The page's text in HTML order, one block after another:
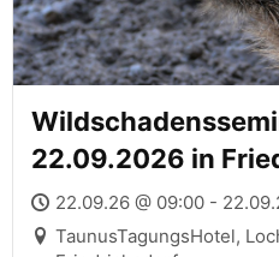
22.09.2026 in
22.09.26 @ 09:00 -
TaunusTagungsHotel,